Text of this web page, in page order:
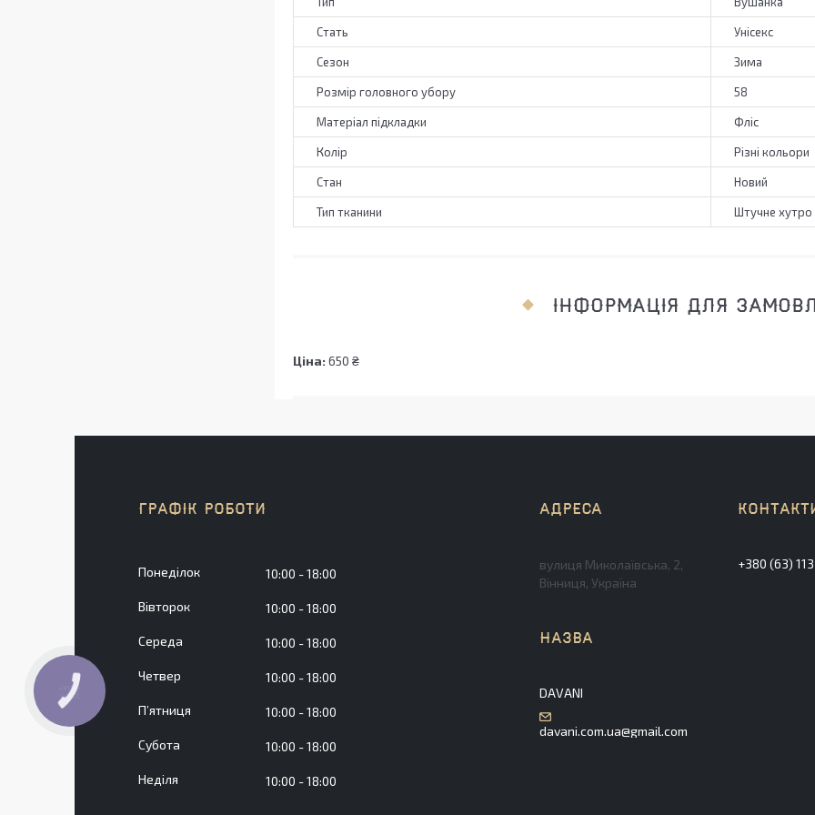
Стать Унісекс
Сезон Зима
Розмір головного убору 58
Матеріал підкладки Фліс
Колір Різні кольори
Стан Новий
Тип тканини Штучне хутро
ІНФОРМАЦІЯ ДЛЯ
Ціна: 650 ₴
ГРАФІК РОБОТИ
Понеділок 10:00 18:00
Вівторок 10:00 18:00
Середа 10:00 18:00
Четвер 10:00 18:00
Пʼятниця 10:00 18:00
Субота 10:00 18:00
Неділя 10:00 18:00
вулиця Миколаївська, 2,
Вінниця, Україна
DAVANI
davani.com.ua@gmail.com
+380 (63)
КНОПКА
ЗВ'ЯЗКУ